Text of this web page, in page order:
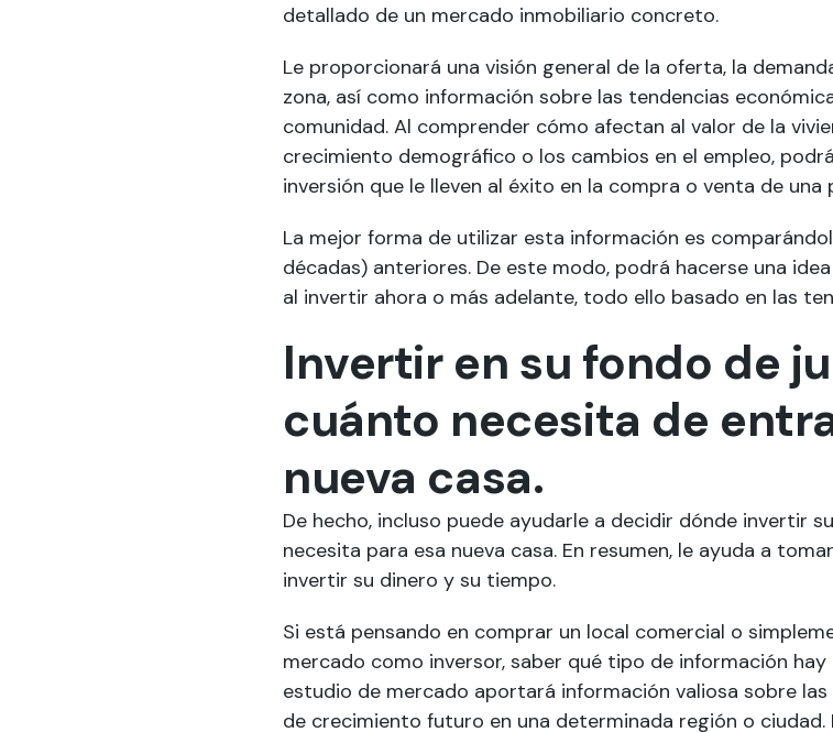
detallado de un mercado inmobiliario concreto.
Le proporcionará una visión general de la oferta, la
zona, así como información sobre las tendencias
comunidad. Al comprender cómo afectan al valor de la
crecimiento demográfico o los cambios en el empleo,
inversión que le lleven al éxito en la compra o venta de una
La mejor forma de utilizar esta información es
décadas) anteriores. De este modo, podrá hacerse una
al invertir ahora o más adelante, todo ello basado en las
Invertir en su fondo de
cuánto necesita de
nueva casa.
De hecho, incluso puede ayudarle a decidir dónde invertir
necesita para esa nueva casa. En resumen, le ayuda a
invertir su dinero y su tiempo.
Si está pensando en comprar un local comercial o
mercado como inversor, saber qué tipo de información hay
estudio de mercado aportará información valiosa sobre
de crecimiento futuro en una determinada región o